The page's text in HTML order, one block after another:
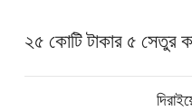
২৫ কোটি টাকার ৫ সেতুর